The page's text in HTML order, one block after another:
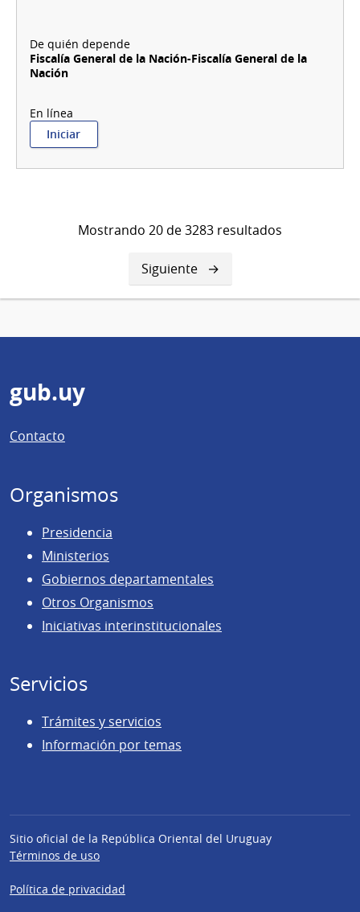
Fiscalía General de la Nación-Fiscalía General de la
Nación
Iniciar:
Acceso
fiscal
Mostrando 20 de 3283 resultados
Siguiente
página
Siguiente
Pie
de
página
gub.uy
Contacto
Organismos
Presidencia
Ministerios
Gobiernos departamentales
Otros Organismos
Iniciativas interinstitucionales
Servicios
Trámites y servicios
Información por temas
Sitio oficial de la República Oriental del Uruguay
Términos de uso
Política de privacidad